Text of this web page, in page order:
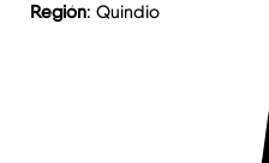
Región: Quindio